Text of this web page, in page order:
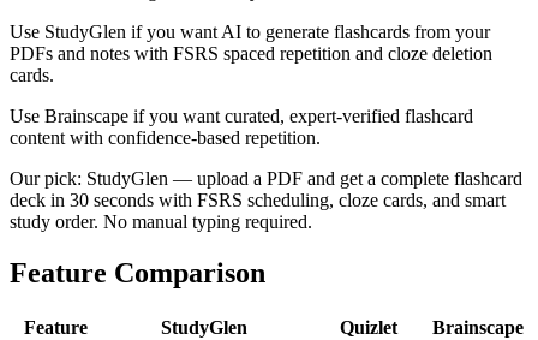
Use StudyGlen if you want AI to generate flashcards from your
PDFs and notes with FSRS spaced repetition and cloze deletion
cards.
Use Brainscape if you want curated, expert-verified flashcard
content with confidence-based repetition.
Our pick: StudyGlen — upload a PDF and get a complete flashcard
deck in 30 seconds with FSRS scheduling, cloze cards, and smart
study order. No manual typing required.
Feature Comparison
Feature StudyGlen Quizlet
Brainscape